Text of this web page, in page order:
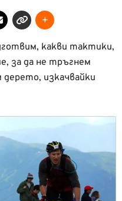
какви тактики,
за да не тръгнем
дерето, изкачвайки